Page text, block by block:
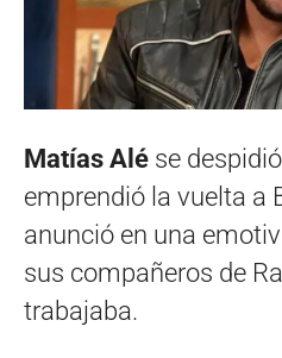
Matías Alé se
emprendió la vuelta a
anunció en una
sus compañeros de
trabajaba.